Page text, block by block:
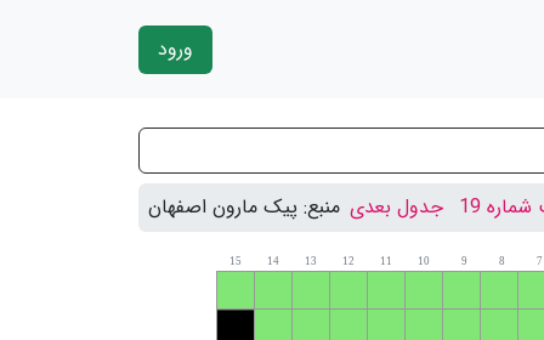
ورود
19 جدول بعدی منبع: پیک مارون اصفهان
7
8
9
10
11
12
13
14
15